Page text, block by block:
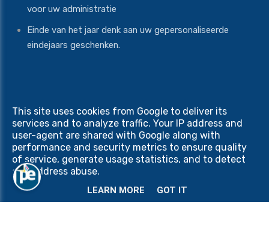
voor uw administratie
Einde van het jaar denk aan uw gepersonaliseerde
eindejaars geschenken.
Copyright © 2026 Print Equipment. All rights reserved
Privacy & Cookies |UP-TO-DATE WebDesign
This site uses cookies from Google to deliver its
services and to analyze traffic. Your IP address and
user-agent are shared with Google along with
performance and security metrics to ensure quality
of service, generate usage statistics, and to detect
and address abuse.
LEARN MORE GOT IT